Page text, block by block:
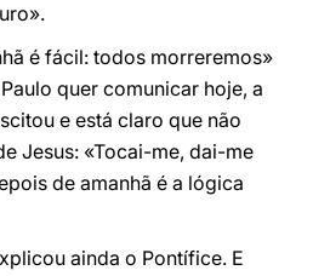
é fácil: todos morreremos»
quer comunicar hoje, a
e está claro que não
Jesus: «Tocai-me, dai-me
de amanhã é a lógica
ainda o Pontífice. E